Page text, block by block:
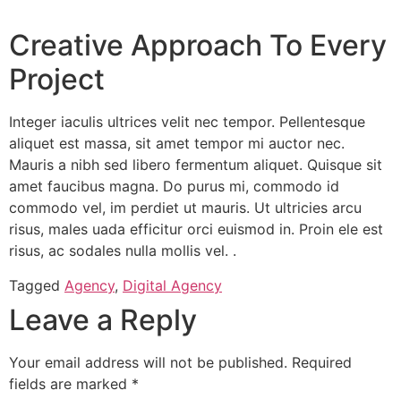
Creative Approach To Every
Project
Integer iaculis ultrices velit nec tempor. Pellentesque
aliquet est massa, sit amet tempor mi auctor nec.
Mauris a nibh sed libero fermentum aliquet. Quisque sit
amet faucibus magna. Do purus mi, commodo id
commodo vel, im perdiet ut mauris. Ut ultricies arcu
risus, males uada efficitur orci euismod in. Proin ele est
risus, ac sodales nulla mollis vel. .
Tagged Agency, Digital Agency
Leave a Reply
Your email address will not be published. Required
fields are marked *